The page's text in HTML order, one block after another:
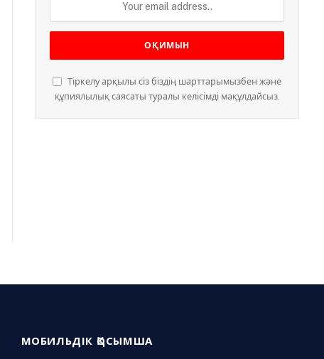
Тіркелу арқылы сіз біздің шарттарымызбен және
құпиялылық саясаты туралы келісімді мақұлдайсыз.
МОБИЛЬДІК ҚОСЫМША